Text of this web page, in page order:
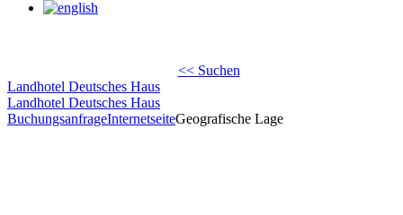
<< Suchen
Landhotel Deutsches Haus
Landhotel Deutsches Haus
BuchungsanfrageInternetseiteGeografische Lage